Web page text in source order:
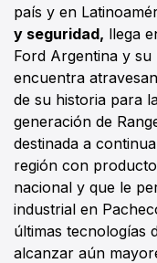
país y en
y seguridad, llega
Ford Argentina y su
encuentra
de su historia para
generación de
destinada a
región con
nacional y que le
industrial en
últimas tecnologías
alcanzar aún